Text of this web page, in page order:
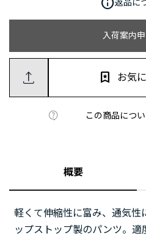
入荷案内
この商品につ
お気
返品に
概要
軽くて伸縮性に富み、通気性
ップストップ製のパンツ。適